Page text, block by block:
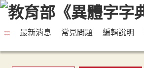
::: 最新消息 常見問題 編輯說明